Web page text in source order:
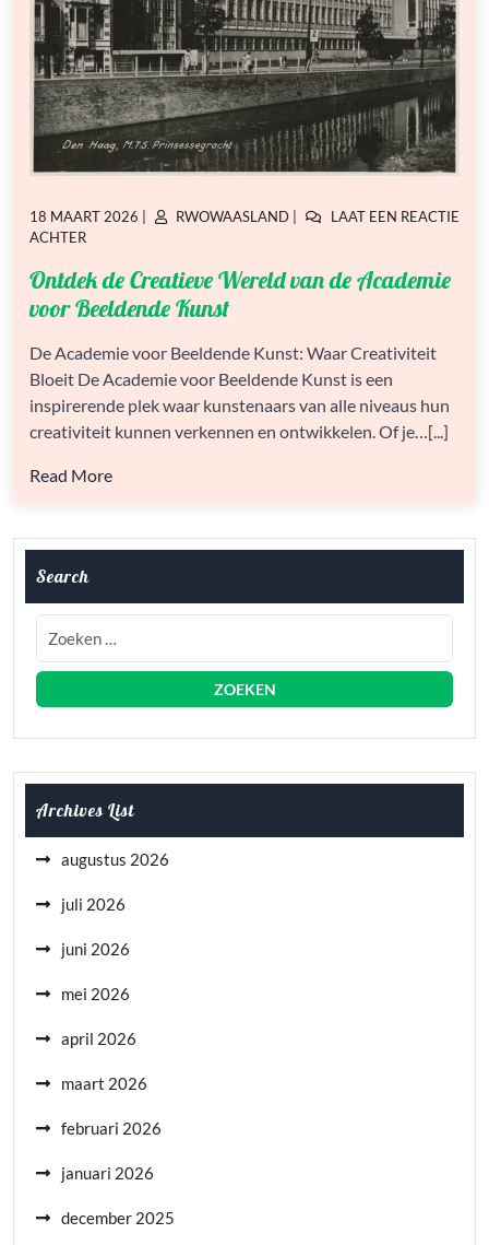
GEPLAATST
OP
18 MAART 2026
GEPLAATST
RWOWAASLAND
LAAT EEN REACTIE
ACHTEROP
DE
CREATIEVE
WERELD
DE
ACADEMIE
VOOR
BEELDENDE
KUNST
Ontdek de Creatieve Wereld van de Academie
voor Beeldende Kunst
De Academie voor Beeldende Kunst: Waar Creativiteit
Bloeit De Academie voor Beeldende Kunst is een
inspirerende plek waar kunstenaars van alle niveaus hun
creativiteit kunnen verkennen en ontwikkelen. Of je…[...]
Read More
Search
Archives List
augustus 2026
juli 2026
juni 2026
mei 2026
april 2026
maart 2026
februari 2026
januari 2026
december 2025